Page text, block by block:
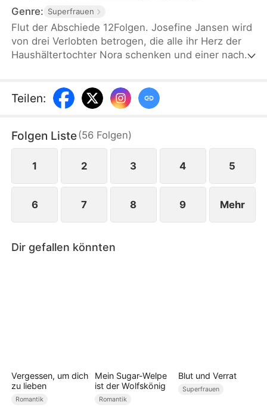
Genre: Superfrauen
Flut der Abschiede 12Folgen. Josefine Jansen wird
von drei Verlobten betrogen, die alle ihr Herz der
Haushältertochter Nora schenken und einer nach
Sie wählt nun Erik Glanz, den geächteten
Außenseiter. Als sie sich endlich befreit, erkennen
Teilen:
Folgen Liste(56 Folgen)
1 2 3 4 5
6 7 8 9 Mehr
Dir gefallen könnten
Vergessen, um dich
zu lieben
Romantik
Mein Sugar-Welpe
ist der Wolfskönig
Romantik
Blut und Verrat
Superfrauen